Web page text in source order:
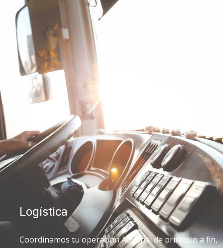
Logística
Coordinamos tu operación Aduanal de principio a fin,